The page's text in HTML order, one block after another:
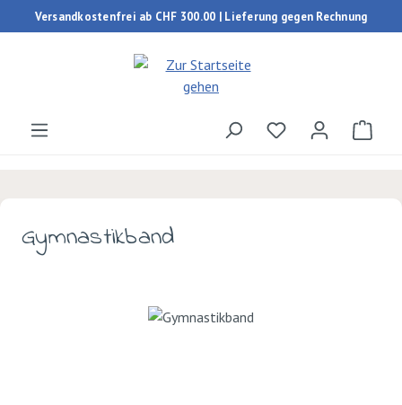
Zum Hauptinhalt springen
Versandkostenfrei ab CHF 300.00 | Lieferung gegen Rechnung
Du hast 0
Gymnastikband
Bildergalerie überspringen